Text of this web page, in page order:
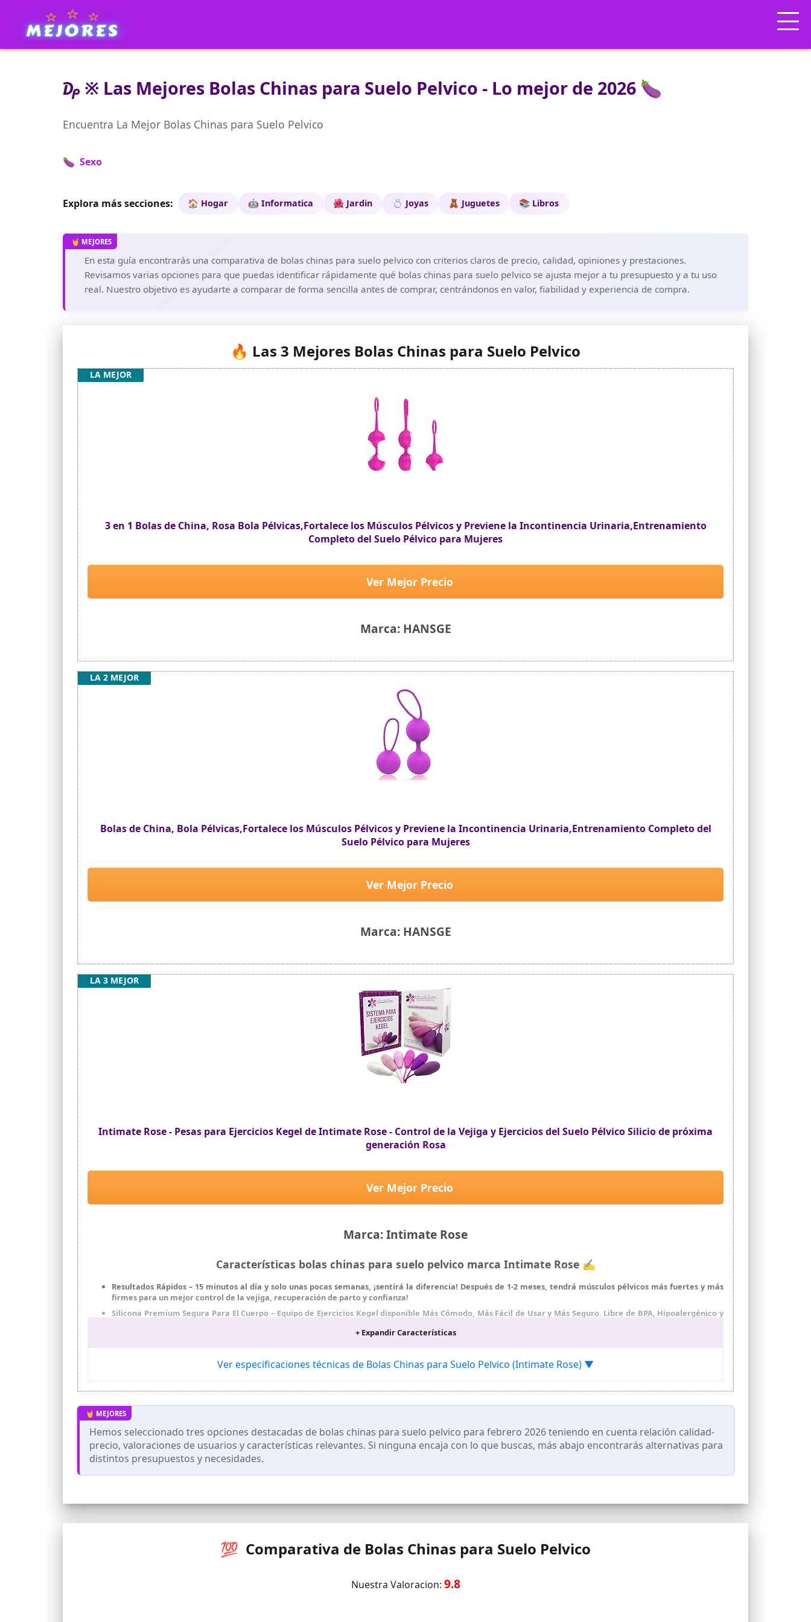
₯ ※ Las Mejores Bolas Chinas para Suelo Pelvico - Lo mejor de 2026 🍆
Encuentra La Mejor Bolas Chinas para Suelo Pelvico
🍆 Sexo
Explora más secciones: 🏠 Hogar 🤖 Informatica 🌺 Jardin 💍 Joyas 🧸 Juguetes 📚 Libros
En esta guía encontrarás una comparativa de bolas chinas para suelo pelvico con criterios claros de precio, calidad, opiniones y prestaciones.
Revisamos varias opciones para que puedas identificar rápidamente qué bolas chinas para suelo pelvico se ajusta mejor a tu presupuesto y a tu uso
real. Nuestro objetivo es ayudarte a comparar de forma sencilla antes de comprar, centrándonos en valor, fiabilidad y experiencia de compra.
🔥 Las 3 Mejores Bolas Chinas para Suelo Pelvico
3 en 1 Bolas de China, Rosa Bola Pélvicas,Fortalece los Músculos Pélvicos y Previene la Incontinencia Urinaria,Entrenamiento
Completo del Suelo Pélvico para Mujeres
Marca: HANSGE
Ver Mejor Precio
LA MEJOR
Bolas de China, Bola Pélvicas,Fortalece los Músculos Pélvicos y Previene la Incontinencia Urinaria,Entrenamiento Completo del
Suelo Pélvico para Mujeres
Marca: HANSGE
Ver Mejor Precio
LA 2 MEJOR
Intimate Rose - Pesas para Ejercicios Kegel de Intimate Rose - Control de la Vejiga y Ejercicios del Suelo Pélvico Silicio de próxima
generación Rosa
Marca: Intimate Rose
Ver Mejor Precio
LA 3 MEJOR
Características bolas chinas para suelo pelvico marca Intimate Rose ✍
Resultados Rápidos – 15 minutos al día y solo unas pocas semanas, ¡sentirá la diferencia! Después de 1-2 meses, tendrá músculos pélvicos más fuertes y más
firmes para un mejor control de la vejiga, recuperación de parto y confianza!
Silicona Premium Segura Para El Cuerpo – Equipo de Ejercicios Kegel disponible Más Cómodo, Más Fácil de Usar y Más Seguro. Libre de BPA, Hipoalergénico y
Recomendado Y DiseÑado Por Profesionales Médicos - Estas son las pesas vaginales y ejercitadores del suelo pélvico más eficaces para tu vagina. La ÚNICA
bola kegel usada en hospitales y por la Asociación Americana de Terapias Físicas.
Ajuste Perfecto – Ya sea que sea una nueva madre o esté disfrutando de sus años dorados, tenemos el ajuste perfecto y la guía de entrenamiento. Se deshará
de las almohadillas de incontinencia, poise impressa y se convertirá en un maestro del kegel. ¿TIENE UN PESARIO? – ¡Corrija su prolapso con nuestro
+ Expandir Características
Ver especificaciones técnicas de Bolas Chinas para Suelo Pelvico (Intimate Rose) ▼
Hemos seleccionado tres opciones destacadas de bolas chinas para suelo pelvico para febrero 2026 teniendo en cuenta relación calidad-
precio, valoraciones de usuarios y características relevantes. Si ninguna encaja con lo que buscas, más abajo encontrarás alternativas para
distintos presupuestos y necesidades.
💯 Comparativa de Bolas Chinas para Suelo Pelvico
Nuestra Valoracion: 9.8